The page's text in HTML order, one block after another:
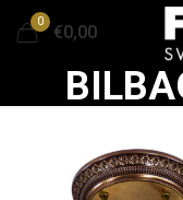
0
€0,00